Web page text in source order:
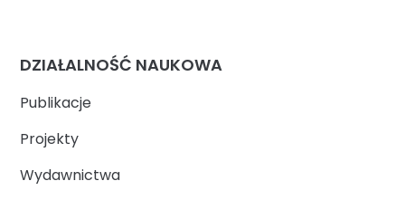
DZIAŁALNOŚĆ NAUKOWA
Publikacje
Projekty
Wydawnictwa